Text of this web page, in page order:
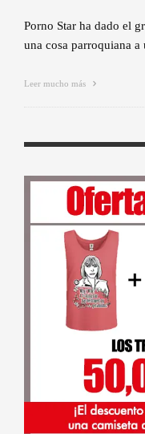
Porno Star ha dado el
una cosa parroquiana
Leer mucho más